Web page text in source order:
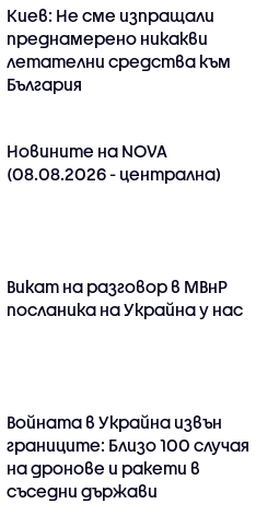
Киев: Не сме изпращали
преднамерено никакви
летателни средства към
България
Новините на NOVA
(08.08.2026 - централна)
Викат на разговор в МВнР
посланика на Украйна у нас
Войната в Украйна извън
границите: Близо 100 случая
на дронове и ракети в
съседни държави